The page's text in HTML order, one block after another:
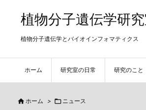
植物分子遺伝学研
植物分子遺伝学とバイオインフォマティクス
ホーム 研究室の日常 研究のこと
 ホーム >  ニュース